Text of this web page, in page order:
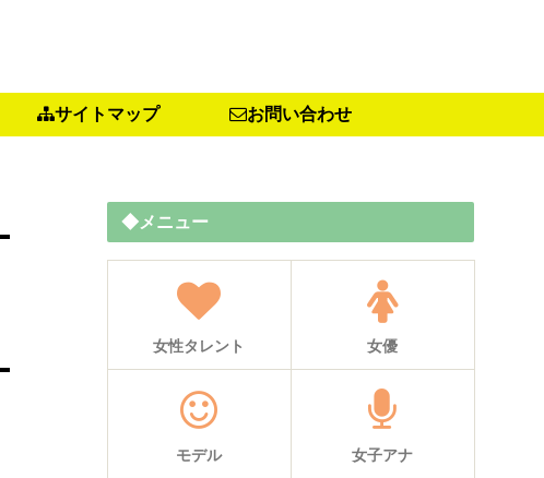
サイトマップ お問い合わせ
◆メニュー
女性タレント 女優
モデル 女子アナ